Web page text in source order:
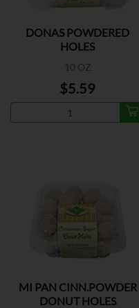
DONAS POWDERED
HOLES
10 OZ
$5.59
MI PAN CINN.POWDER
DONUT HOLES